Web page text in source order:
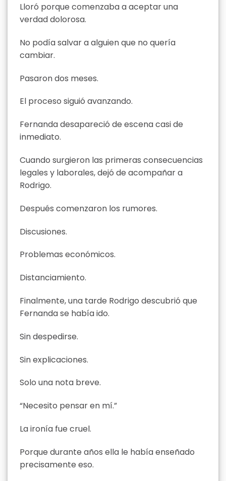
Lloró porque comenzaba a aceptar una
verdad dolorosa.
No podía salvar a alguien que no quería
cambiar.
Pasaron dos meses.
El proceso siguió avanzando.
Fernanda desapareció de escena casi de
inmediato.
Cuando surgieron las primeras consecuencias
legales y laborales, dejó de acompañar a
Rodrigo.
Después comenzaron los rumores.
Discusiones.
Problemas económicos.
Distanciamiento.
Finalmente, una tarde Rodrigo descubrió que
Fernanda se había ido.
Sin despedirse.
Sin explicaciones.
Solo una nota breve.
“Necesito pensar en mí.”
La ironía fue cruel.
Porque durante años ella le había enseñado
precisamente eso.